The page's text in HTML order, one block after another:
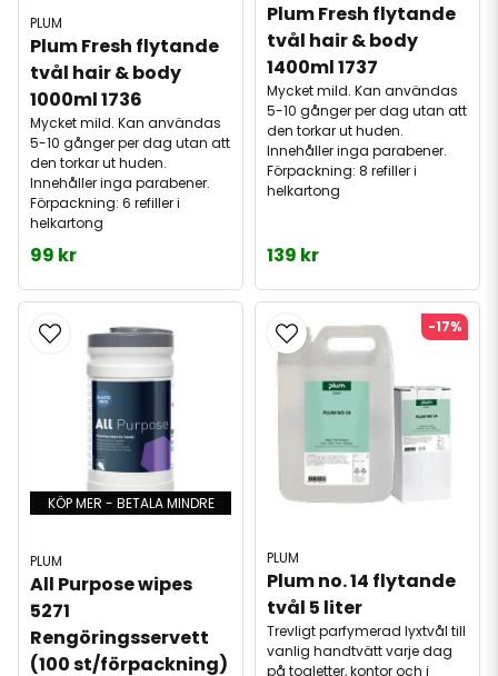
PLUM
Plum Fresh flytande
tvål hair & body
1000ml 1736
Mycket mild. Kan användas
5-10 gånger per dag utan att
den torkar ut huden.
Innehåller inga parabener.
Förpackning: 6 refiller i
helkartong
99 kr
Plum Fresh flytande
tvål hair & body
1400ml 1737
Mycket mild. Kan användas
5-10 gånger per dag utan att
den torkar ut huden.
Innehåller inga parabener.
Förpackning: 8 refiller i
helkartong
139 kr
KÖP MER - BETALA MINDRE
PLUM
All Purpose wipes
5271
Rengöringsservett
(100 st/förpackning)
PLUM
Plum no. 14 flytande
tvål 5 liter
Trevligt parfymerad lyxtvål till
vanlig handtvätt varje dag
på toaletter, kontor och i
-17%